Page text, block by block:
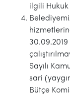
ilgili Hukuk
Sayılı
sari
Bütçe